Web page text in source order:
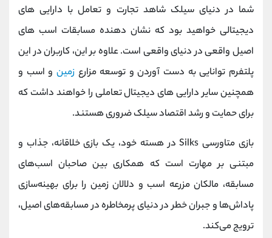
شما در دنیای سیلک شاهد تجارت و تعامل با دارایی های
دیجیتالی خواهید بود که نشان دهنده مسابقات اسب های
اصیل واقعی در دنیای واقعی است. علاوه بر این، کاربران در این
پلتفرم توانایی به دست آوردن و توسعه مزارع زمین و اسب و
همچنین سایر دارایی های دیجیتال تعاملی را خواهند داشت که
برای حمایت و رشد اقتصاد سیلک ضروری هستند.
بازی متاورسی Silks در هسته خود، یک بازی خلاقانه، جذاب و
مبتنی بر مهارت است که همکاری بین صاحبان اسب‌های
مسابقه، مالکان مزرعه اسب و دلالان زمین را برای بهینه‌سازی
پاداش‌ها و جبران خطر در دنیای پرمخاطره در مسابقه‌های اصیل،
ترویج می‌کند.